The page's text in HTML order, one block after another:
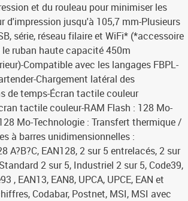
et du rouleau pour minimiser les
d'impression jusqu'à 105,7 mm-Plusieurs
série, réseau filaire et WiFi* (*accessoire
ruban haute capacité 450m
Compatible avec les langages FBPL-
Chargement latéral des
de temps-Écran tactile couleur
tactile couleur-RAM Flash : 128 Mo-
Mo-Technologie : Transfert thermique /
à barres unidimensionnelles :
A?B?C, EAN128, 2 sur 5 entrelacés, 2 sur
2 sur 5, Industriel 2 sur 5, Code39,
, EAN13, EAN8, UPCA, UPCE, EAN et
Codabar, Postnet, MSI, MSI avec